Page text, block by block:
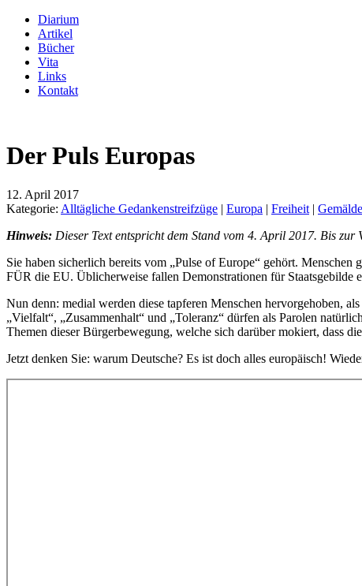
Diarium
Artikel
Bücher
Vita
Links
Kontakt
Der Puls Europas
12. April 2017
Kategorie: Alltägliche Gedankenstreifzüge | Europa | Freiheit |
Hinweis: Dieser Text entspricht dem Stand vom 4. April 2017. Bis zur
Sie haben sicherlich bereits vom „Pulse of Europe“ gehört.
FÜR die EU. Üblicherweise fallen Demonstrationen für Staatsgebilde
Nun denn: medial werden diese tapferen Menschen hervorgehoben,
„Vielfalt“, „Zusammenhalt“ und „Toleranz“ dürfen als Parolen
Themen dieser Bürgerbewegung, welche sich darüber mokiert, dass
Jetzt denken Sie: warum Deutsche? Es ist doch alles europäisch!